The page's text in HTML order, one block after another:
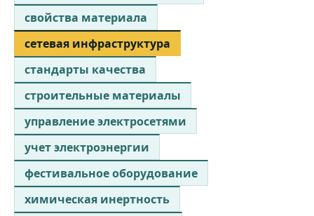
свойства материала
сетевая инфраструктура
стандарты качества
строительные материалы
управление электросетями
учет электроэнергии
фестивальное оборудование
химическая инертность